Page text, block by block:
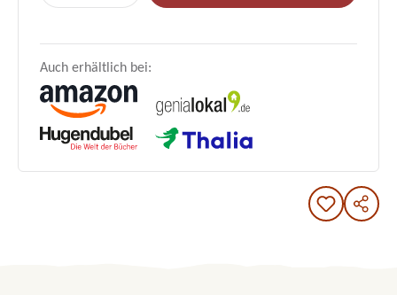
Auch erhältlich bei: